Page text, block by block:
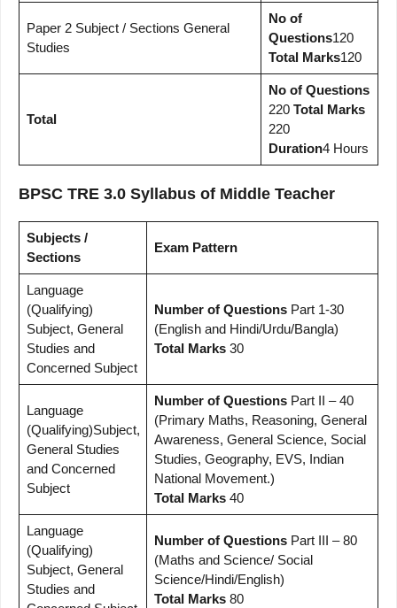
Paper 2 Subject / Sections General
Studies
No of
Questions120
Total Marks120
Total
No of Questions
220 Total Marks
220
Duration4 Hours
BPSC TRE 3.0 Syllabus of Middle Teacher
Subjects /
Sections
Exam Pattern
Language
(Qualifying)
Subject, General
Studies and
Concerned Subject
Number of QuestionsPart 1-30
(English and Hindi/Urdu/Bangla)
Total Marks30
Language
(Qualifying)Subject,
General Studies
and Concerned
Subject
Number of QuestionsPart II – 40
(Primary Maths, Reasoning, General
Awareness, General Science, Social
Studies, Geography, EVS, Indian
National Movement.)
Total Marks40
Language
(Qualifying)
Subject, General
Studies and
Number of QuestionsPart III – 80
(Maths and Science/ Social
Science/Hindi/English)
Total Marks80